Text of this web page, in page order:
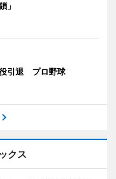
」
引退 プロ野球
クス